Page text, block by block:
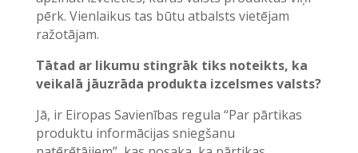
pērk. Vienlaikus tas būtu atbalsts vietējam
ražotājam.
Tātad ar likumu stingrāk tiks noteikts, ka
veikalā jāuzrāda produkta izcelsmes valsts?
Jā, ir Eiropas Savienības regula “Par pārtikas
produktu informācijas sniegšanu